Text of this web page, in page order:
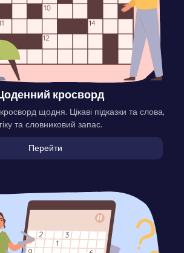
Щоденний кросворд